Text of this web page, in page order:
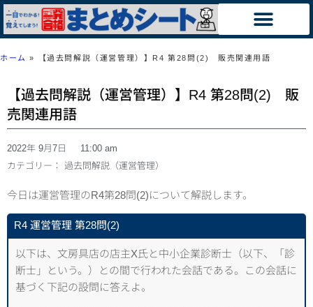
ホーム » 【過去問解説（運営管理）】R4 第28問(2) 販売関連用語
【過去問解説（運営管理）】R4 第28問(2) 販
売関連用語
2022年 9月7日
11:00 am
カテゴリー： 過去問解説（運営管理）
今日は運営管理のR4第28問(2)について解説します。
R4 運営管理 第28問(2)
以下は、文房具店の店主X氏と中小企業診断士（以下、「診
断士」という。）との間で行われた会話である。この会話に
基づく下記の設問に答えよ。